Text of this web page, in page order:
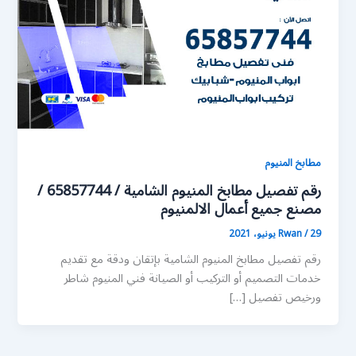
مطابخ المنيوم
رقم تفصيل مطابخ المنيوم الشامية / 65857744 /
مصنع جميع أعمال الالمنيوم
Rwan/29 يونيو، 2021
رقم تفصيل مطابخ المنيوم الشامية بإتقان ودقة مع تقديم
خدمات التصميم أو التركيب أو الصيانة فني المنيوم شاطر
ورخيص تفصيل […]